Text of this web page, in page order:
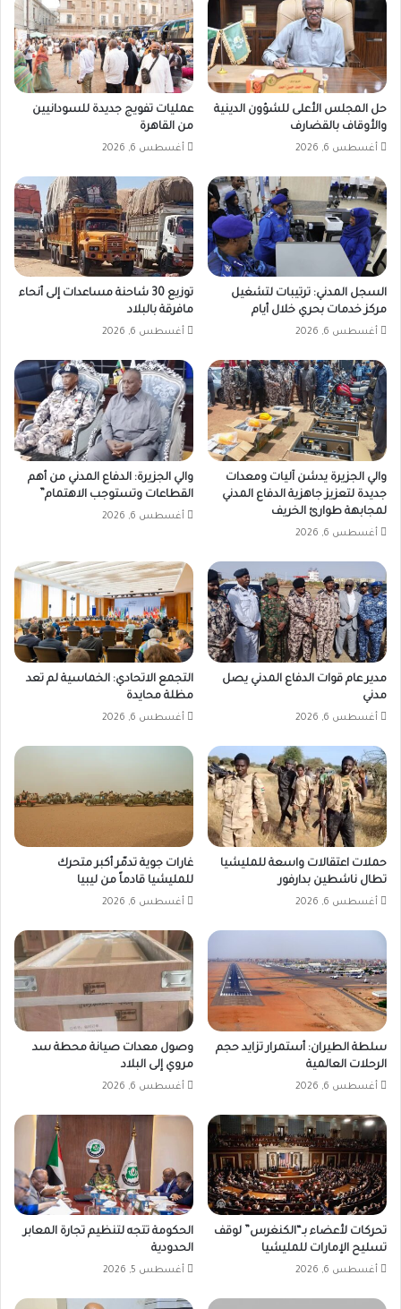
حل المجلس الأعلى للشؤون الدينية
والأوقاف بالقضارف
أغسطس 6, 2026
عمليات تفويج جديدة للسودانيين
من القاهرة
أغسطس 6, 2026
السجل المدني: ترتيبات لتشغيل
مركز خدمات بحري خلال أيام
أغسطس 6, 2026
توزيع 30 شاحنة مساعدات إلى أنحاء
مافرقة بالبلاد
أغسطس 6, 2026
والي الجزيرة يدشن آليات ومعدات
جديدة لتعزيز جاهزية الدفاع المدني
لمجابهة طوارئ الخريف
أغسطس 6, 2026
والي الجزيرة: الدفاع المدني من أهم
القطاعات وتستوجب الاهتمام”
أغسطس 6, 2026
مدير عام قوات الدفاع المدني يصل
مدني
أغسطس 6, 2026
التجمع الاتحادي: الخماسية لم تعد
مظلة محايدة
أغسطس 6, 2026
حملات اعتقالات واسعة للمليشيا
تطال ناشطين بدارفور
أغسطس 6, 2026
غارات جوية تدمّر أكبر متحرك
للمليشيا قادماً من ليبيا
أغسطس 6, 2026
سلطة الطيران: أستمرار تزايد حجم
الرحلات العالمية
أغسطس 6, 2026
وصول معدات صيانة محطة سد
مروي إلى البلاد
أغسطس 6, 2026
تحركات لأعضاء بـ“الكنغرس” لوقف
تسليح الإمارات للمليشيا
أغسطس 6, 2026
الحكومة تتجه لتنظيم تجارة المعابر
الحدودية
أغسطس 5, 2026